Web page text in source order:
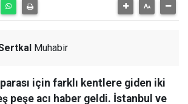
Muhabir
parası için farklı kentlere giden iki
peşe acı haber geldi. İstanbul ve